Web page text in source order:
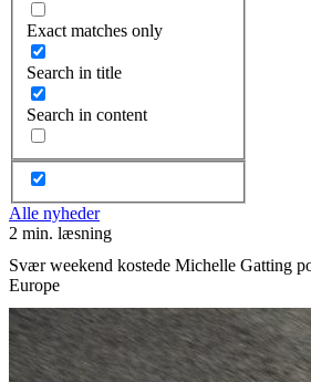
Exact matches only
Search in title
Search in content
Alle nyheder
2 min. læsning
Svær weekend kostede Michelle Gatting
Europe